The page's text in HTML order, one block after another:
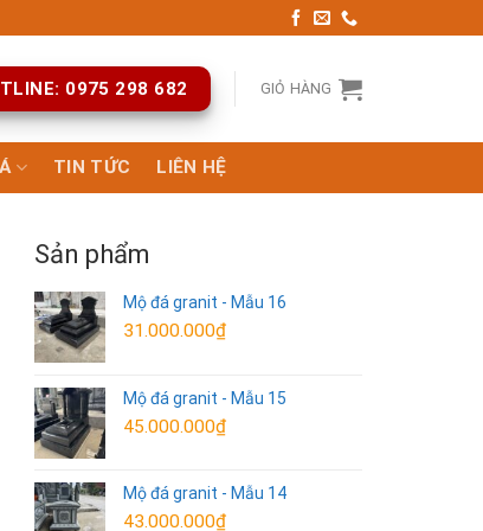
0975 298 682 GIỎ HÀNG
TIN TỨC LIÊN HỆ
Sản phẩm
Mộ đá granit - Mẫu 16
31.000.000₫
Mộ đá granit - Mẫu 15
45.000.000₫
Mộ đá granit - Mẫu 14
43.000.000₫